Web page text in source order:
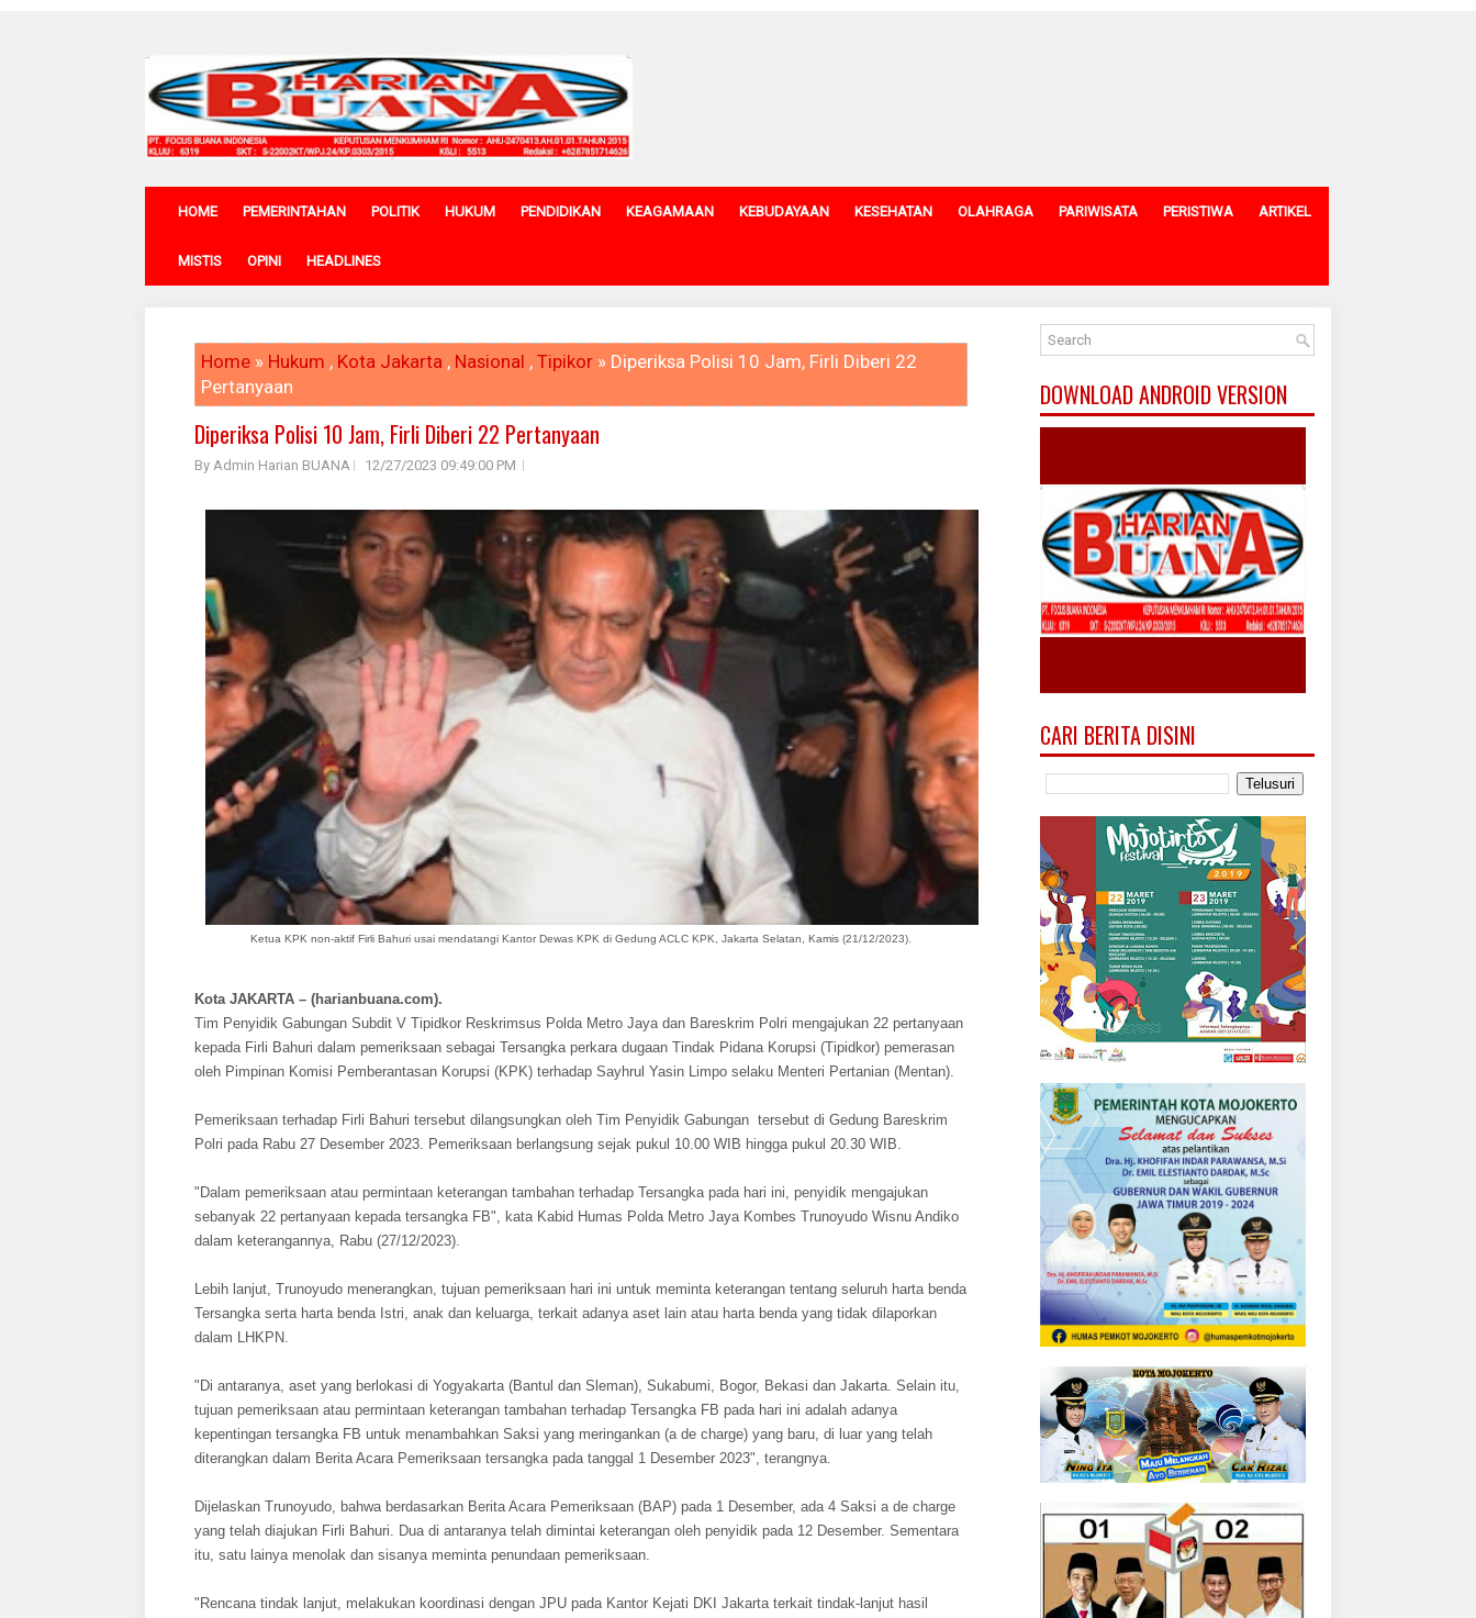
HOME PEMERINTAHAN POLITIK HUKUM PENDIDIKAN KEAGAMAAN KEBUDAYAAN KESEHATAN OLAHRAGA PARIWISATA PERISTIWA ARTIKEL
MISTIS OPINI HEADLINES
Home » Hukum , Kota Jakarta , Nasional , Tipikor » Diperiksa Polisi 10 Jam, Firli Diberi 22
Pertanyaan
Diperiksa Polisi 10 Jam, Firli Diberi 22 Pertanyaan
By Admin Harian BUANA 12/27/2023 09:49:00 PM
Ketua KPK non-aktif Firli Bahuri usai mendatangi Kantor Dewas KPK di Gedung ACLC KPK, Jakarta Selatan, Kamis (21/12/2023).
Kota JAKARTA – (harianbuana.com).
Tim Penyidik Gabungan Subdit V Tipidkor Reskrimsus Polda Metro Jaya dan Bareskrim Polri mengajukan 22 pertanyaan
kepada Firli Bahuri dalam pemeriksaan sebagai Tersangka perkara dugaan Tindak Pidana Korupsi (Tipidkor) pemerasan
oleh Pimpinan Komisi Pemberantasan Korupsi (KPK) terhadap Sayhrul Yasin Limpo selaku Menteri Pertanian (Mentan).
Pemeriksaan terhadap Firli Bahuri tersebut dilangsungkan oleh Tim Penyidik Gabungan tersebut di Gedung Bareskrim
Polri pada Rabu 27 Desember 2023. Pemeriksaan berlangsung sejak pukul 10.00 WIB hingga pukul 20.30 WIB.
"Dalam pemeriksaan atau permintaan keterangan tambahan terhadap Tersangka pada hari ini, penyidik mengajukan
sebanyak 22 pertanyaan kepada tersangka FB", kata Kabid Humas Polda Metro Jaya Kombes Trunoyudo Wisnu Andiko
dalam keterangannya, Rabu (27/12/2023).
Lebih lanjut, Trunoyudo menerangkan, tujuan pemeriksaan hari ini untuk meminta keterangan tentang seluruh harta benda
Tersangka serta harta benda Istri, anak dan keluarga, terkait adanya aset lain atau harta benda yang tidak dilaporkan
dalam LHKPN.
"Di antaranya, aset yang berlokasi di Yogyakarta (Bantul dan Sleman), Sukabumi, Bogor, Bekasi dan Jakarta. Selain itu,
tujuan pemeriksaan atau permintaan keterangan tambahan terhadap Tersangka FB pada hari ini adalah adanya
kepentingan tersangka FB untuk menambahkan Saksi yang meringankan (a de charge) yang baru, di luar yang telah
diterangkan dalam Berita Acara Pemeriksaan tersangka pada tanggal 1 Desember 2023", terangnya.
Dijelaskan Trunoyudo, bahwa berdasarkan Berita Acara Pemeriksaan (BAP) pada 1 Desember, ada 4 Saksi a de charge
yang telah diajukan Firli Bahuri. Dua di antaranya telah dimintai keterangan oleh penyidik pada 12 Desember. Sementara
itu, satu lainya menolak dan sisanya meminta penundaan pemeriksaan.
"Rencana tindak lanjut, melakukan koordinasi dengan JPU pada Kantor Kejati DKI Jakarta terkait tindak-lanjut hasil
DOWNLOAD ANDROID VERSION
CARI BERITA DISINI